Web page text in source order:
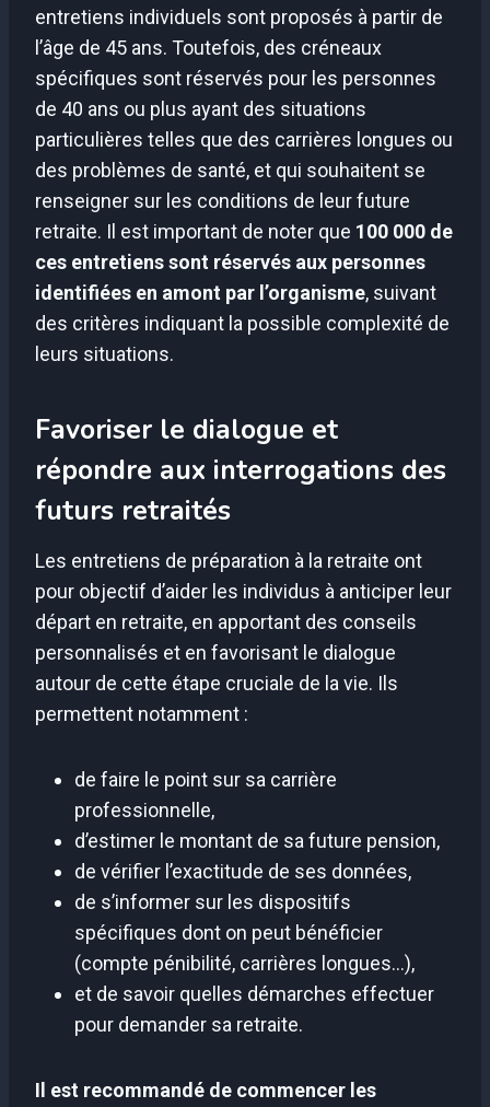
entretiens individuels sont proposés à partir de
l’âge de 45 ans. Toutefois, des créneaux
spécifiques sont réservés pour les personnes
de 40 ans ou plus ayant des situations
particulières telles que des carrières longues ou
des problèmes de santé, et qui souhaitent se
renseigner sur les conditions de leur future
retraite. Il est important de noter que 100 000 de
ces entretiens sont réservés aux personnes
identifiées en amont par l’organisme, suivant
des critères indiquant la possible complexité de
leurs situations.
Favoriser le dialogue et
répondre aux interrogations des
futurs retraités
Les entretiens de préparation à la retraite ont
pour objectif d’aider les individus à anticiper leur
départ en retraite, en apportant des conseils
personnalisés et en favorisant le dialogue
autour de cette étape cruciale de la vie. Ils
permettent notamment :
de faire le point sur sa carrière
professionnelle,
d’estimer le montant de sa future pension,
de vérifier l’exactitude de ses données,
de s’informer sur les dispositifs
spécifiques dont on peut bénéficier
(compte pénibilité, carrières longues…),
et de savoir quelles démarches effectuer
pour demander sa retraite.
Il est recommandé de commencer les